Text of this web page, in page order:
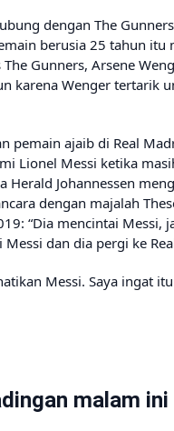
dengan The
berusia 25 tahun itu
Gunners, Arsene
karena Wenger tertarik
pemain ajaib di Real
Lionel Messi ketika
Herald Johannessen
dengan majalah
“Dia mencintai Messi,
dan dia pergi ke
Messi. Saya ingat
malam ini